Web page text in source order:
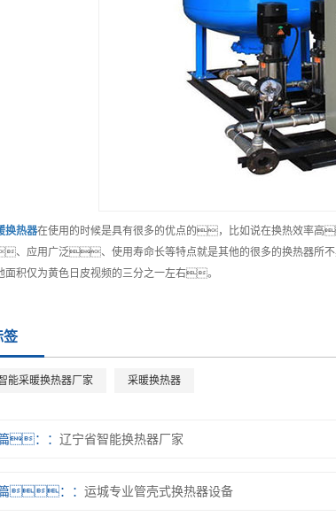
换热器在使用的时候是具有很多的优点的，比如说在换热效
、应用广泛、使用寿命长等特点就是其他的很多的换热器所
面积仅为黄色日皮视频的三分之一左右。
签
能采暖换热器厂家 采暖换热器
篇： 辽宁省智能换热器厂家
： 运城专业管壳式换热器设备